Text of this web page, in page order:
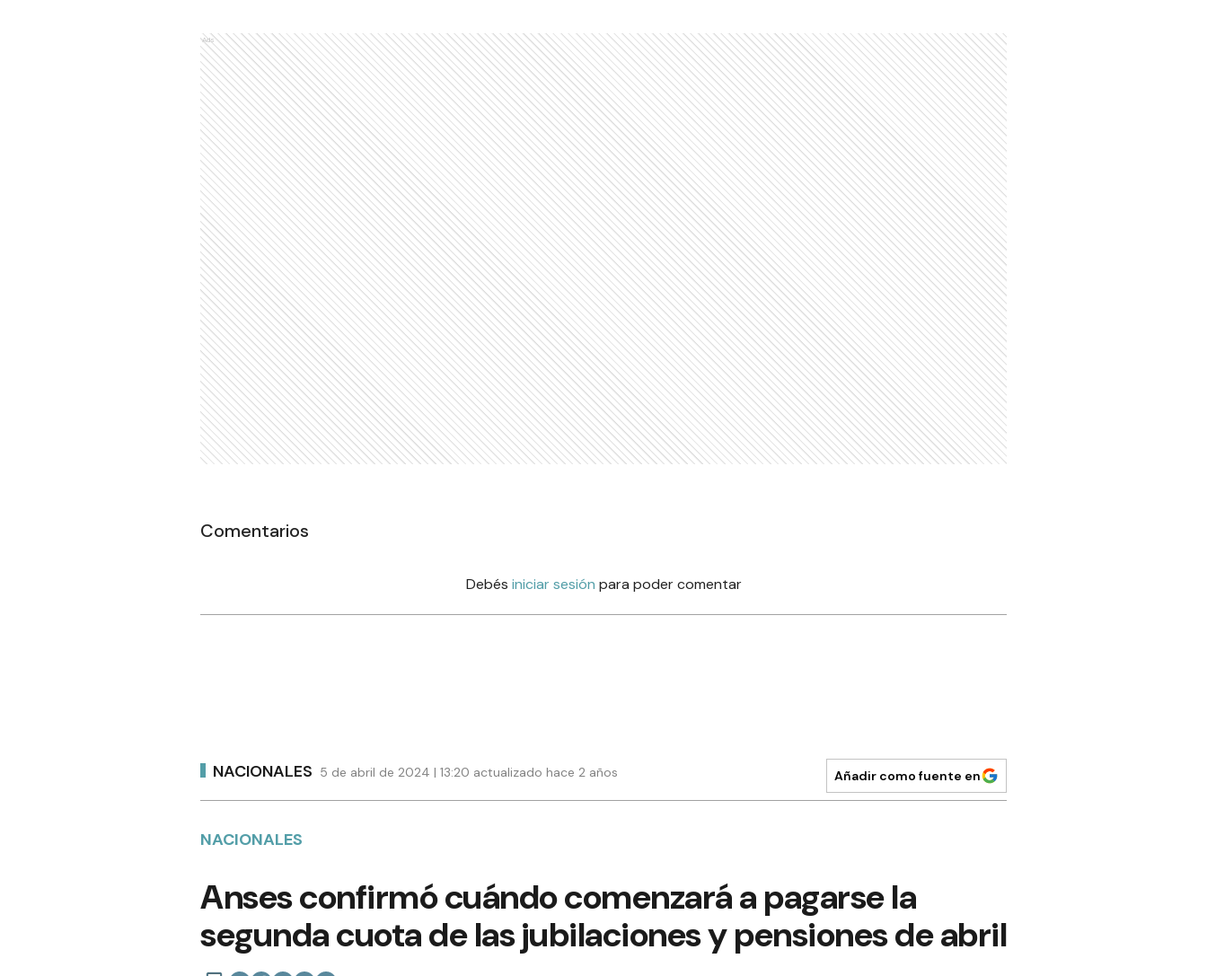
Ads
Comentarios
Debés iniciar sesión para poder comentar
NACIONALES 5 de abril de 2024 | 13:20 actualizado hace 2 años Añadir como fuente en
NACIONALES
Anses confirmó cuándo comenzará a pagarse la
segunda cuota de las jubilaciones y pensiones de abril